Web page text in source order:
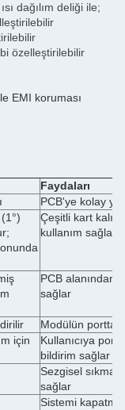
dağılım deliği ile;
özelleştirilebilir
EMI koruması
Faydaları
PCB'ye kolay
Çeşitli kart
kullanım sağlar
PCB alanından
sağlar
Modülün porttan
için
Kullanıcıya
bildirim sağlar
Sezgisel sıkma
sağlar
Sistemi